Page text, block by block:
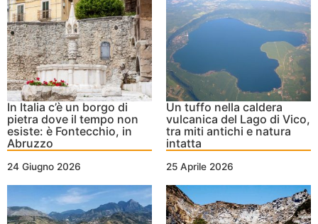
In Italia c’è un borgo di
pietra dove il tempo non
esiste: è Fontecchio, in
Abruzzo
24 Giugno 2026
Un tuffo nella caldera
vulcanica del Lago di Vico,
tra miti antichi e natura
intatta
25 Aprile 2026